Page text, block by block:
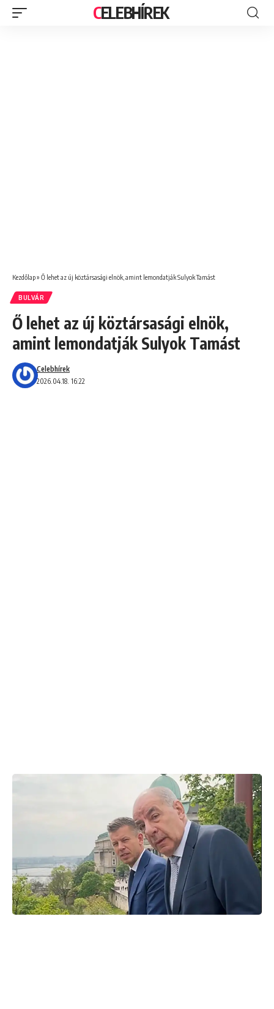
CELEBHÍREK
Kezdőlap» Ő lehet az új köztársasági elnök, amint lemondatják Sulyok Tamást
BULVÁR
Ő lehet az új köztársasági elnök,
amint lemondatják Sulyok Tamást
2026.04.18. 16:22
Celebhírek